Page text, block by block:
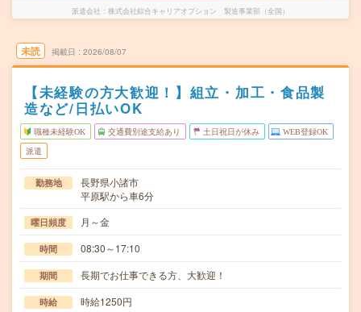
派遣会社 株式会社綜合キャリアオプション 製造事業部（全国）
未読 掲載日 2026/08/07
【未経験の方大歓迎！】組立・加工・食品製
造など/日払いOK
職種未経験OK 交通費別途支給あり 土日祝日が休み WEB登録OK
派遣
勤務地
長野県小諸市
平原駅から車6分
曜日頻度 月～金
時間 08:30～17:10
期間 長期でお仕事できる方、大歓迎！
時給 時給1250円